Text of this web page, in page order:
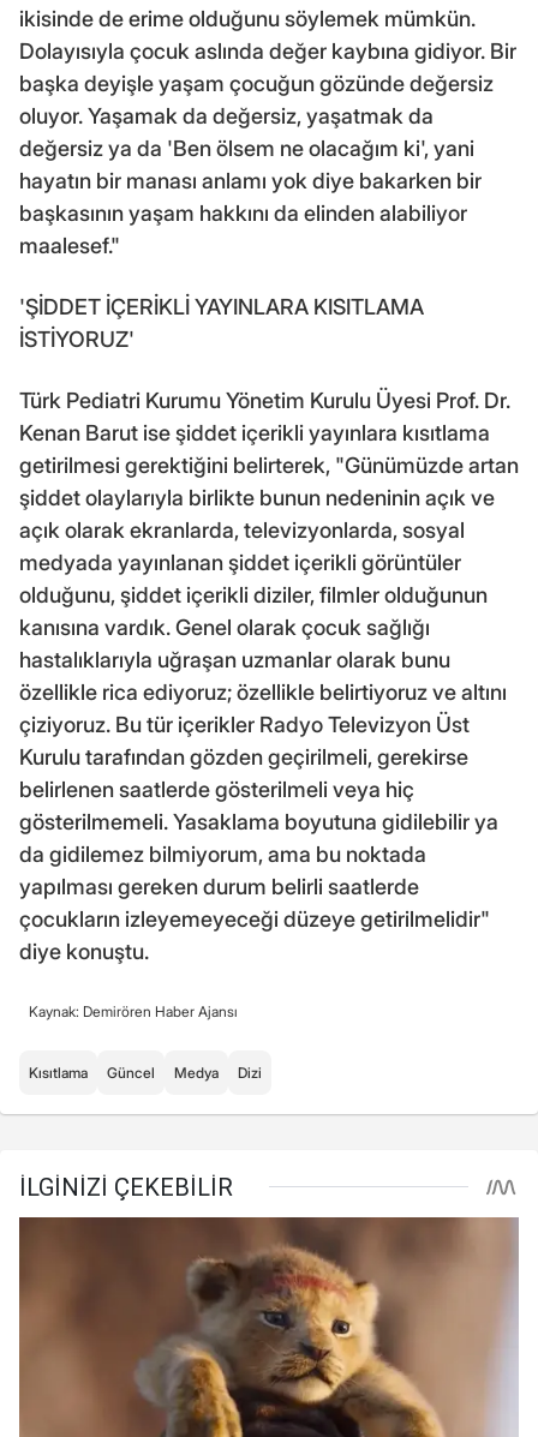
ikisinde de erime olduğunu söylemek mümkün.
Dolayısıyla çocuk aslında değer kaybına gidiyor. Bir
başka deyişle yaşam çocuğun gözünde değersiz
oluyor. Yaşamak da değersiz, yaşatmak da
değersiz ya da 'Ben ölsem ne olacağım ki', yani
hayatın bir manası anlamı yok diye bakarken bir
başkasının yaşam hakkını da elinden alabiliyor
maalesef."
'ŞİDDET İÇERİKLİ YAYINLARA KISITLAMA
İSTİYORUZ'
Türk Pediatri Kurumu Yönetim Kurulu Üyesi Prof. Dr.
Kenan Barut ise şiddet içerikli yayınlara kısıtlama
getirilmesi gerektiğini belirterek, "Günümüzde artan
şiddet olaylarıyla birlikte bunun nedeninin açık ve
açık olarak ekranlarda, televizyonlarda, sosyal
medyada yayınlanan şiddet içerikli görüntüler
olduğunu, şiddet içerikli diziler, filmler olduğunun
kanısına vardık. Genel olarak çocuk sağlığı
hastalıklarıyla uğraşan uzmanlar olarak bunu
özellikle rica ediyoruz; özellikle belirtiyoruz ve altını
çiziyoruz. Bu tür içerikler Radyo Televizyon Üst
Kurulu tarafından gözden geçirilmeli, gerekirse
belirlenen saatlerde gösterilmeli veya hiç
gösterilmemeli. Yasaklama boyutuna gidilebilir ya
da gidilemez bilmiyorum, ama bu noktada
yapılması gereken durum belirli saatlerde
çocukların izleyemeyeceği düzeye getirilmelidir"
diye konuştu.
Kaynak: Demirören Haber Ajansı
Kısıtlama Güncel Medya Dizi